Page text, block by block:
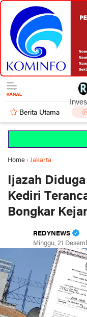
Berita Utama
Home › Jakarta
Ijazah
Kediri
Bongkar
REDYNEWS
Minggu, 21